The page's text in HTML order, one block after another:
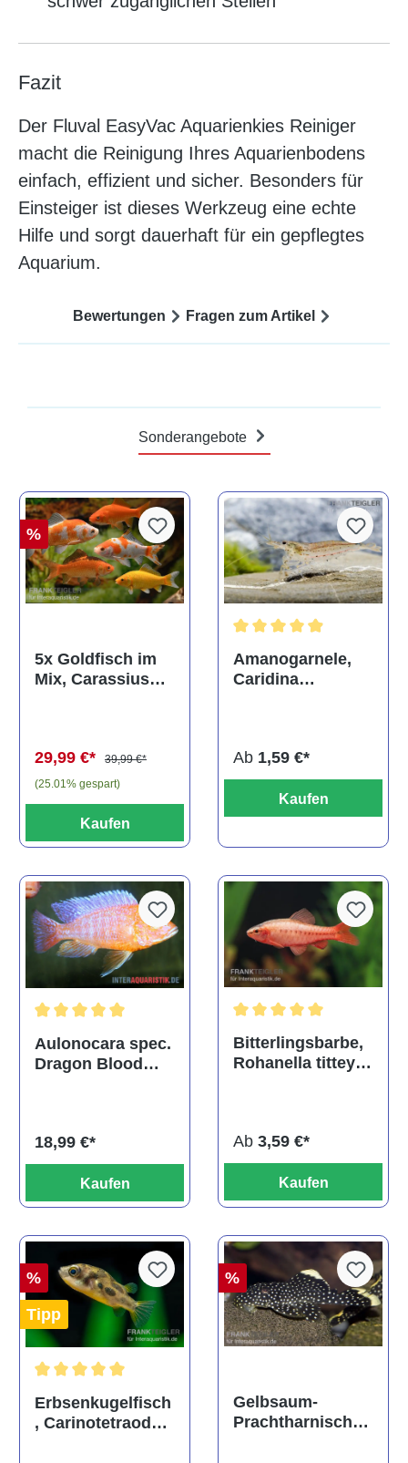
Fazit
Der Fluval EasyVac Aquarienkies Reiniger
macht die Reinigung Ihres Aquarienbodens
einfach, effizient und sicher. Besonders für
Einsteiger ist dieses Werkzeug eine echte
Hilfe und sorgt dauerhaft für ein gepflegtes
Aquarium.
Bewertungen Fragen zum Artikel
Sonderangebote
%
5x Goldfisch im
Mix, Carassius
29,99 €*
39,99 €*
(25.01% gespart)
Kaufen
Amanogarnele,
Caridina
Ab 1,59 €*
Kaufen
Durchschnittliche Bewertung von 5 von 5 Sternen
Aulonocara spec.
Dragon Blood
18,99 €*
Kaufen
Bitterlingsbarbe,
Rohanella titteya,
Ab 3,59 €*
Kaufen
%
Tipp
Durchschnittliche Bewertung von 5 von 5 Sternen
Erbsenkugelfisch
, Carinotetraodon
%
Gelbsaum-
Prachtharnischw